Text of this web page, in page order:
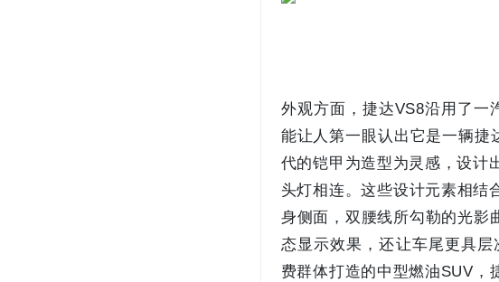
外观方面，捷达VS8沿用了一
能让人第一眼认出它是一辆捷
代的铠甲为造型为灵感，设计
头灯相连。这些设计元素相结
身侧面，双腰线所勾勒的光影
态显示效果，还让车尾更具
费群体打造的中型燃油SUV，